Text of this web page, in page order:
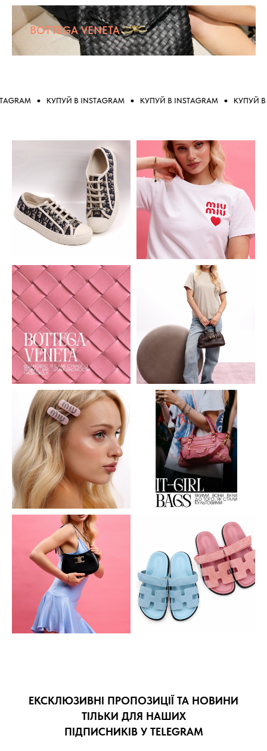
BOTTEGA VENETA
КУПУЙ В INSTAGRAM КУПУЙ В INSTAGRAM КУПУЙ В
ЕКСКЛЮЗИВНІ ПРОПОЗИЦІЇ ТА НОВИНИ
ТІЛЬКИ ДЛЯ НАШИХ
ПІДПИСНИКІВ У TELEGRAM